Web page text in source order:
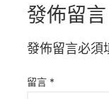
發佈留言
發佈留言必須
留言 *